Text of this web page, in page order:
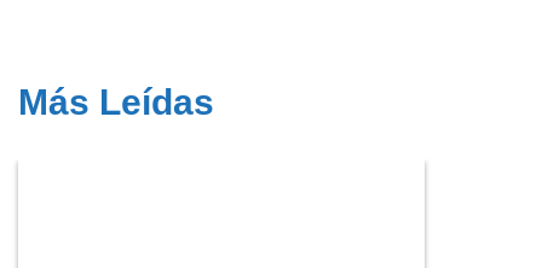
Más Leídas